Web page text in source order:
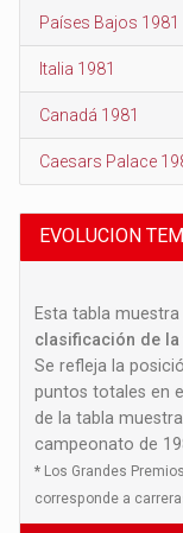
Países Bajos 1981
Italia 1981
Canadá 1981
Caesars Palace
EVOLUCION
Esta tabla muestra
clasificación de
Se refleja la
puntos totales en
de la tabla
campeonato de
* Los Grandes
corresponde a